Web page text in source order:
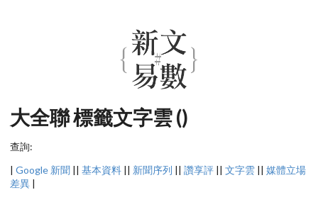
大全聯 標籤文字雲 ()
查詢:
| Google 新聞 || 基本資料 || 新聞序列 || 讚享評 || 文字雲 || 媒體立場
差異 |